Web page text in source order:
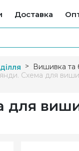
Доставка
Вишивка та
Схема для
для